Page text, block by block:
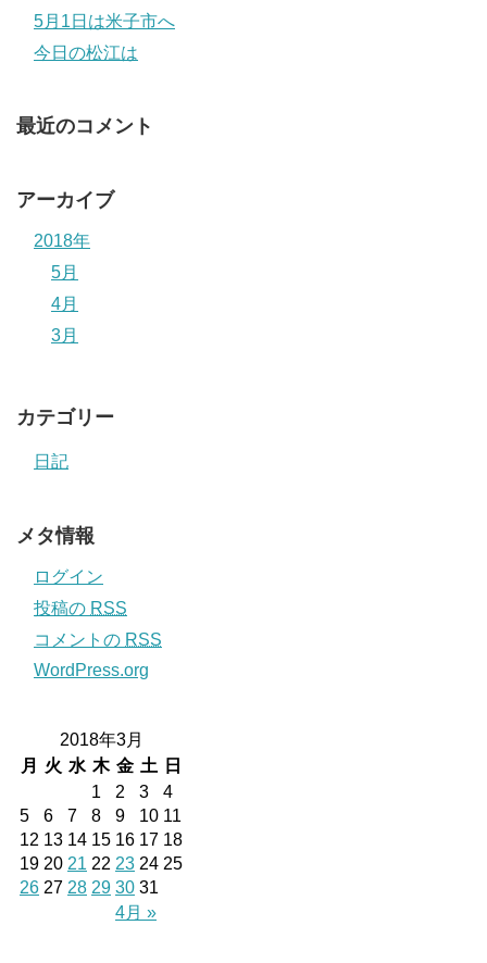
5月1日は米子市へ
今日の松江は
最近のコメント
アーカイブ
2018年
5月
4月
3月
カテゴリー
日記
メタ情報
ログイン
投稿の RSS
コメントの RSS
WordPress.org
2018年3月
月
火 水 木 金 土 日
4月 »
1 2 3
4
5
6 7 8 9 10 11
12 13 14 15 16 17 18
19 20 21 22 23 24 25
26 27 28 29 30 31